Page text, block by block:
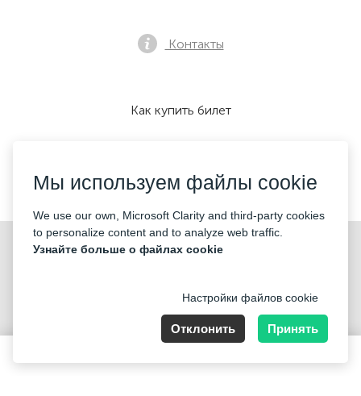
©2026 «Mticket Sp. z o.o.» Все права защищены
Контакты
Как купить билет
Мы принимаем:
Мы используем файлы cookie
We use our own, Microsoft Clarity and third-party cookies
to personalize content and to analyze web traffic.
Узнайте больше о файлах cookie
Настройки файлов cookie
Отклонить Принять